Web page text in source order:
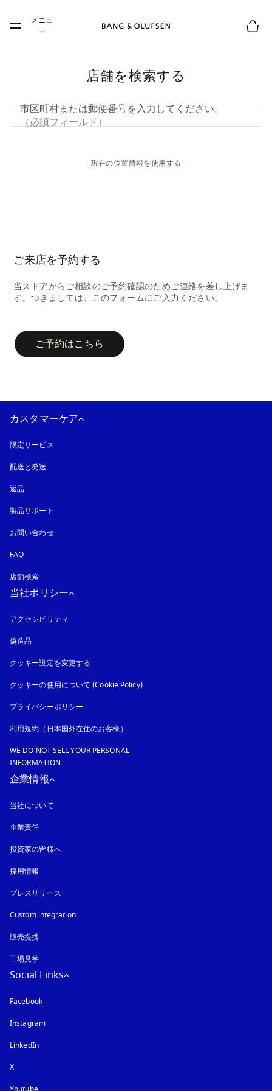
Skip to main footer
メニュ
ー
店舗を検索する
市区町村または郵便番号を入力してください。
（必須フィールド）
現在の位置情報を使用する
ご来店を予約する
当ストアからご相談のご予約確認のためご連絡を差し上げま
す。つきましては、このフォームにご入力ください。
ご予約はこちら
カスタマーケア
限定サービス
配送と発送
返品
製品サポート
お問い合わせ
FAQ
店舗検索
当社ポリシー
アクセシビリティ
偽造品
クッキー設定を変更する
クッキーの使用について (Cookie Policy)新しいタブに表示されます
プライバシーポリシー
利用規約（日本国外在住のお客様）
WE DO NOT SELL YOUR PERSONAL
INFORMATION
企業情報
当社について
企業責任
投資家の皆様へ
採用情報
プレスリリース
Custom integration
販売提携
工場見学
Social Links
Facebook
Instagram新しいタブに表示されます
LinkedIn
X